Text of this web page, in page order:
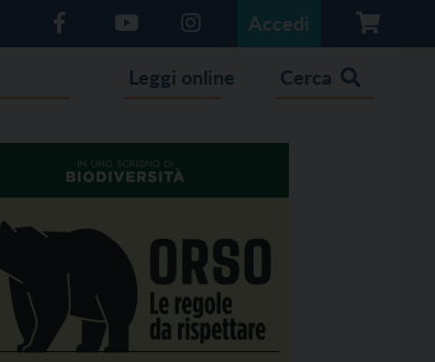
Accedi
Leggi online Cerca